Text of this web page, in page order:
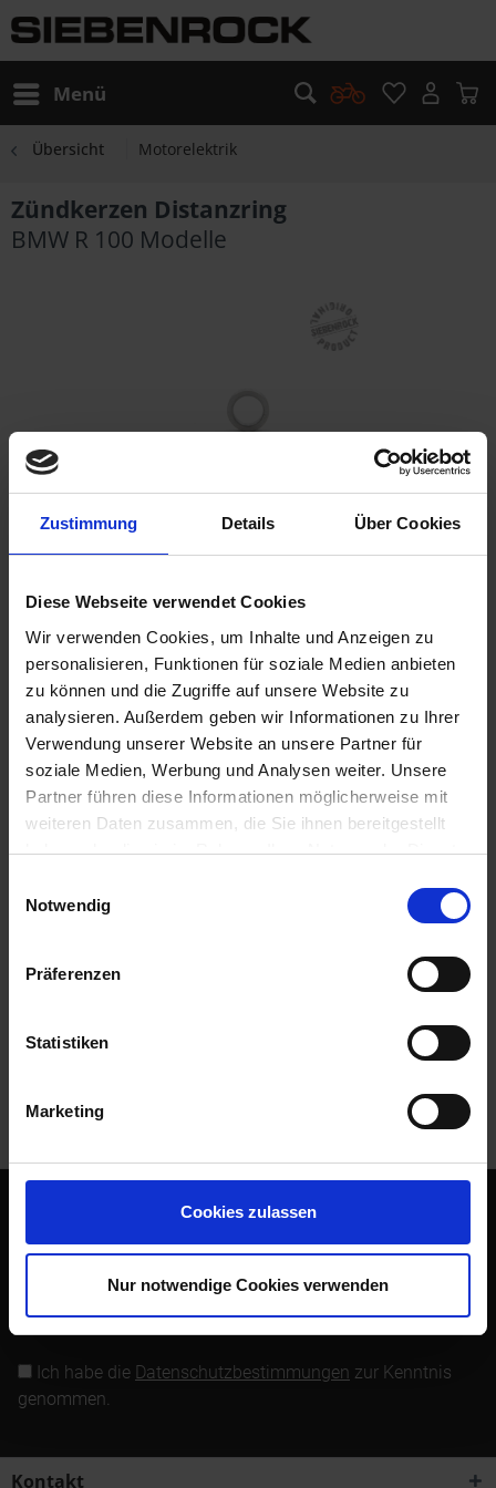
Zustimmung Details Über Cookies
Diese Webseite verwendet Cookies
Wir verwenden Cookies, um Inhalte und Anzeigen zu
personalisieren, Funktionen für soziale Medien anbieten
zu können und die Zugriffe auf unsere Website zu
analysieren. Außerdem geben wir Informationen zu Ihrer
Verwendung unserer Website an unsere Partner für
soziale Medien, Werbung und Analysen weiter. Unsere
Partner führen diese Informationen möglicherweise mit
weiteren Daten zusammen, die Sie ihnen bereitgestellt
haben oder die sie im Rahmen Ihrer Nutzung der Dienste
Cookies, wenn Sie unsere Webseite weiterhin nutzen.
Notwendig
Präferenzen
Statistiken
Marketing
Cookies zulassen
Nur notwendige Cookies verwenden
Menü
Übersicht Motorelektrik
Zündkerzen Distanzring
BMW R 100 Modelle
4,95 €
inkl. ges. USt.,zzgl. Versandkosten
Sofort versandfertig, Lieferzeit ca. 2-4 Werktage innerhalb
Deutschlands
In denWarenkorb
Merken Bewerten
Artikel Nr.: 1212000
Alu 19/14x6,2mm Siebenrock Produkt Jedes Original
Bewertungen
Kunden haben sich ebenfalls angesehen
Sie keine Neuigkeit oder Aktion mehr von Siebenrock.
Ich habe die Datenschutzbestimmungen zur Kenntnis
genommen.
Kontakt